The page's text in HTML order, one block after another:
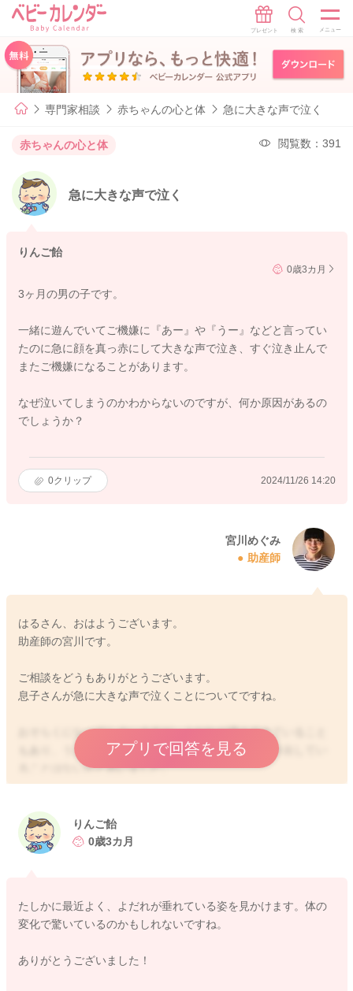
専門家相談 赤ちゃんの心と体 急に大きな声で泣く
赤ちゃんの心と体 閲覧数：391
急に大きな声で泣く
りんご飴
0歳3カ月
3ヶ月の男の子です。
一緒に遊んでいてご機嫌に『あー』や『うー』などと言ってい
たのに急に顔を真っ赤にして大きな声で泣き、すぐ泣き止んで
またご機嫌になることがあります。
なぜ泣いてしまうのかわからないのですが、何か原因があるの
でしょうか？
0クリップ 2024/11/26 14:20
宮川めぐみ
助産師
はるさん、おはようございます。
助産師の宮川です。
ご相談をどうもありがとうございます。
息子さんが急に大きな声で泣くことについてですね。
おそらくになってしまいますが、よだれが増えてきていること
もあり、うまく飲み込めなかったりして、戸惑い泣き出してい
ることはないかと思いました。
もしそうであれば、成長に伴い上手に外にタラーと垂らしたり
引き続き安心感を与えていただきつつ、見守ってみていただけ
アプリで回答を見る
りんご飴
0歳3カ月
たしかに最近よく、よだれが垂れている姿を見かけます。体の
変化で驚いているのかもしれないですね。
ありがとうございました！